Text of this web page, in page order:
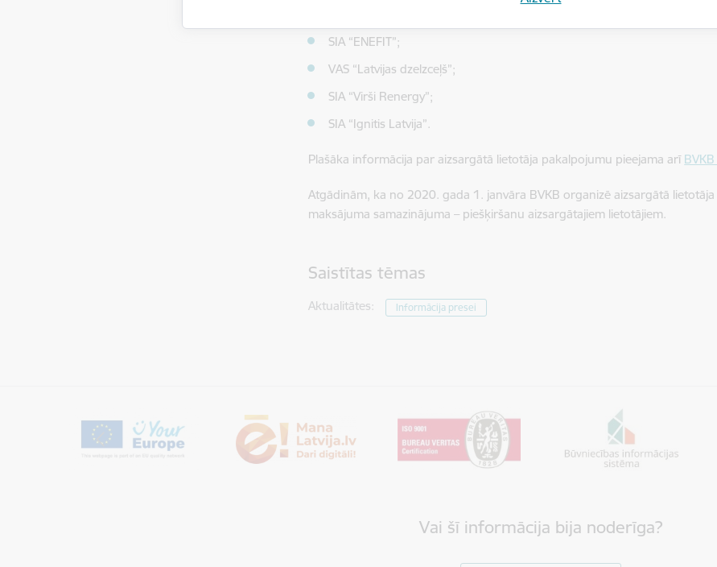
SIA “ENEFIT”;
VAS “Latvijas dzelzceļš”;
SIA “Virši Renergy”;
SIA “Ignitis Latvija”.
Plašāka informācija par aizsargātā lietotāja pakalpojumu pieejama arī
Atgādinām, ka no 2020. gada 1. janvāra BVKB organizē aizsargātā
maksājuma samazinājuma – piešķiršanu aizsargātajiem lietotājiem.
Saistītas tēmas
Aktualitātes: Informācija presei
Vai šī informācija bija noderīga?